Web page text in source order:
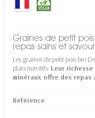
Graines de petit
repas sains et
Les graines de petit pois bio
plats nutritifs. Leur
minéraux offre des repas
Référence